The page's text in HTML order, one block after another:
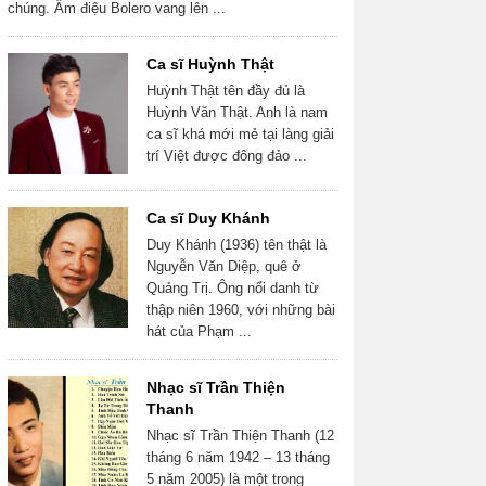
chúng. Âm điệu Bolero vang lên ...
Ca sĩ Huỳnh Thật
Huỳnh Thật tên đầy đủ là
Huỳnh Văn Thật. Anh là nam
ca sĩ khá mới mẻ tại làng giải
trí Việt được đông đảo ...
Ca sĩ Duy Khánh
Duy Khánh (1936) tên thật là
Nguyễn Văn Diệp, quê ở
Quảng Trị. Ông nổi danh từ
thập niên 1960, với những bài
hát của Phạm ...
Nhạc sĩ Trần Thiện
Thanh
Nhạc sĩ Trần Thiện Thanh (12
tháng 6 năm 1942 – 13 tháng
5 năm 2005) là một trong